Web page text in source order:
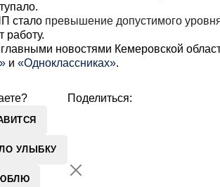
стало превышение допустимого уровня
работу.
новостями Кемеровской
и «Одноклассниках».
УЛЫБКУ
Поделиться: